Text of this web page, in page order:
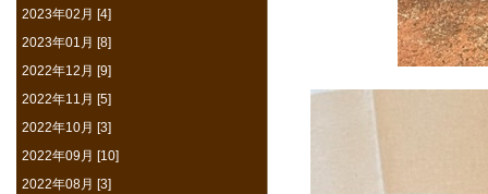
2023年02月 [4]
2023年01月 [8]
2022年12月 [9]
2022年11月 [5]
2022年10月 [3]
2022年09月 [10]
2022年08月 [3]